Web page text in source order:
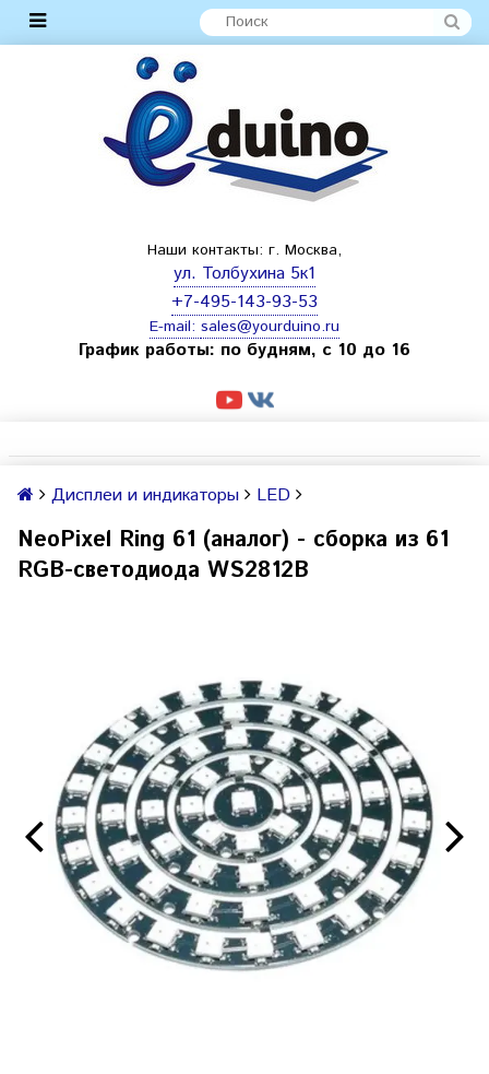
Наши контакты: г. Москва,
ул. Толбухина 5к1
+7-495-143-93-53
E-mail: sales@yourduino.ru
График работы: по будням, с 10 до 16
Дисплеи и индикаторы LED
NeoPixel Ring 61 (аналог) - сборка из 61
RGB-светодиода WS2812B